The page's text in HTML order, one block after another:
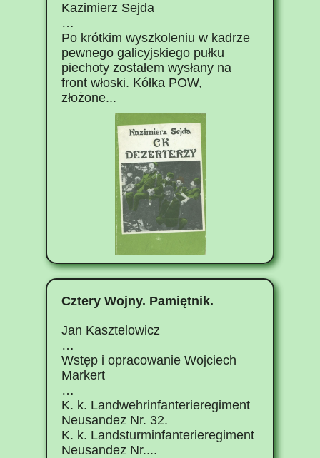
Kazimierz Sejda
…
Po krótkim wyszkoleniu w kadrze
pewnego galicyjskiego pułku
piechoty zostałem wysłany na
front włoski. Kółka POW,
złożone...
Cztery Wojny. Pamiętnik.
Jan Kasztelowicz
…
Wstęp i opracowanie Wojciech
Markert
…
K. k. Landwehrinfanterieregiment
Neusandez Nr. 32.
K. k. Landsturminfanterieregiment
Neusandez Nr....